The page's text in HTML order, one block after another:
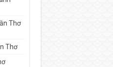
Thơ
Thơ